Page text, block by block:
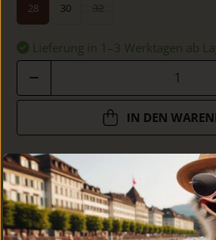
28 30 32
Lieferung in 1–3 Werktagen ab
IN DEN
DETAILS